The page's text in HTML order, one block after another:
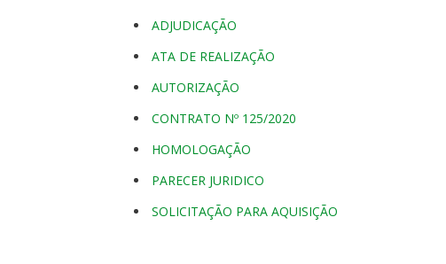
ADJUDICAÇÃO
ATA DE REALIZAÇÃO
AUTORIZAÇÃO
CONTRATO Nº 125/2020
HOMOLOGAÇÃO
PARECER JURIDICO
SOLICITAÇÃO PARA AQUISIÇÃO